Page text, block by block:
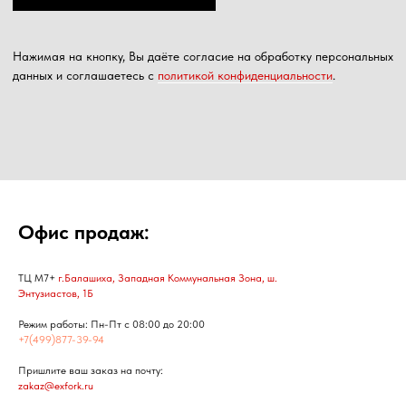
Офис продаж:
ТЦ М7+ г.Балашиха, Западная Коммунальная Зона, ш.
Энтузиастов, 1Б
Режим работы: Пн-Пт с 08:00 до 20:00
+7(499)877-39-94
Пришлите ваш заказ на почту:
zakaz@exfork.ru